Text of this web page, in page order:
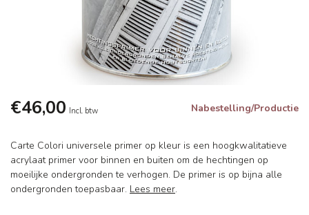
€46,00 Incl. btw Nabestelling/Productie
Carte Colori universele primer op kleur is een hoogkwalitatieve
acrylaat primer voor binnen en buiten om de hechtingen op
moeilijke ondergronden te verhogen. De primer is op bijna alle
ondergronden toepasbaar. Lees meer.